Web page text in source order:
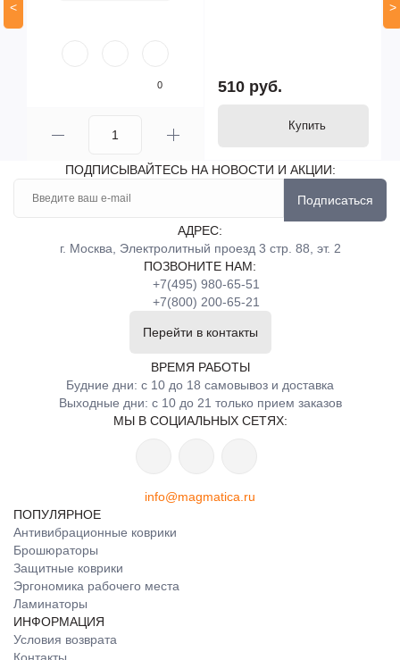
<
0 510 руб.
Купить
>
ПОДПИСЫВАЙТЕСЬ НА НОВОСТИ И АКЦИИ:
Подписаться
АДРЕС:
г. Москва, Электролитный проезд 3 стр. 88, эт. 2
ПОЗВОНИТЕ НАМ:
+7(495) 980-65-51
+7(800) 200-65-21
Перейти в контакты
ВРЕМЯ РАБОТЫ
Будние дни: с 10 до 18 самовывоз и доставка
Выходные дни: с 10 до 21 только прием заказов
МЫ В СОЦИАЛЬНЫХ СЕТЯХ:
info@magmatica.ru
ПОПУЛЯРНОЕ
Антивибрационные коврики
Брошюраторы
Защитные коврики
Эргономика рабочего места
Ламинаторы
ИНФОРМАЦИЯ
Условия возврата